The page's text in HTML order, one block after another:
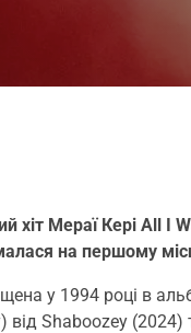
хіт Мераї Кері All
на першому
у 1994 році в
Shaboozey (2024)